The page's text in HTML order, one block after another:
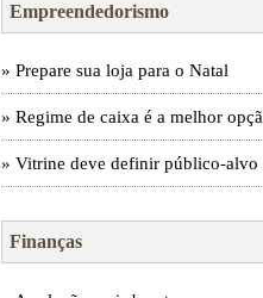
Empreendedorismo
» Prepare sua loja para o Natal
» Regime de caixa é a melhor
» Vitrine deve definir público-alvo
Finanças